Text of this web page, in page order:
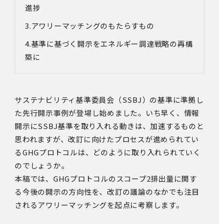
進捗
アワリーマッチングのもたらすもの
基準に基づく開示をエネルギー調達戦略の再構
築に
サステナビリティ基準委員会（SSBJ）の基準に準拠し
た先行開示事例が登場し始めました。いち早く、情報
開示にSSBJ基準を取り入れる動きは、加速するものと
思われますが、改訂に向けたプロセスが進められてい
るGHGプロトコルは、どのように取り入れられていく
のでしょうか。
本稿では、 GHGプロトコルのスコープ2排出量に関す
る今後の開示の方向性を、改訂の議論のなかでも注目
されるアワリーマッチングを起点に考察します。